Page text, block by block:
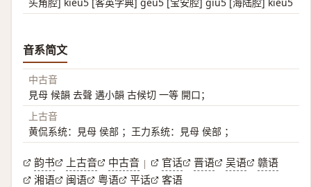
音系简文
中古音
見母 候韻 去聲 遘小韻 古候切 一等 開口；
上古音
黄侃系统：見母 侯部 ；王力系统：見母 侯部 ；
韵书 上古音 中古音 | 官话 晋语 吴语
赣语
湘语
闽语 粤语 平话 客语